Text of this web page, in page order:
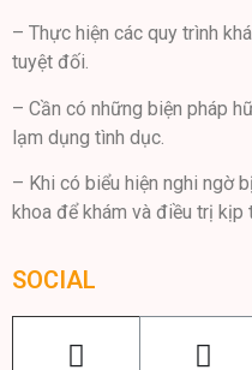
– Thực hiện các quy trình
tuyệt đối.
– Cần có những biện pháp
lạm dụng tình dục.
– Khi có biểu hiện nghi ngờ
khoa để khám và điều trị kịp
SOCIAL